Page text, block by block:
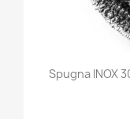
Spugna INOX